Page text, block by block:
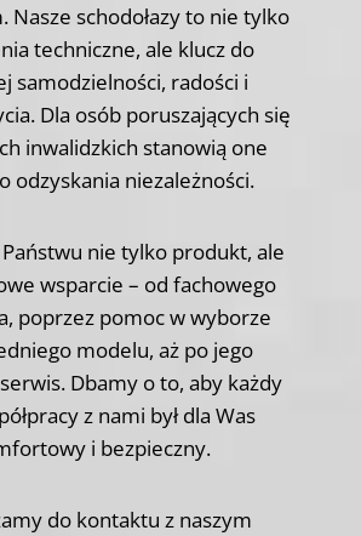
Nasze schodołazy to nie tylko
techniczne, ale klucz do
samodzielności, radości i
Dla osób poruszających się
inwalidzkich stanowią one
odzyskania niezależności.
nie tylko produkt, ale
wsparcie – od fachowego
poprzez pomoc w wyborze
modelu, aż po jego
Dbamy o to, aby każdy
z nami był dla Was
i bezpieczny.
do kontaktu z naszym